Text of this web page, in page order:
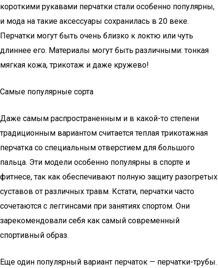
короткими рукавами перчатки стали особенно популярны,
и мода на такие аксессуары сохранилась в 20 веке.
Перчатки могут быть очень близко к локтю или чуть
длиннее его. Материалы могут быть различными: тонкая
мягкая кожа, трикотаж и даже кружево!
Самые популярные сорта
Даже самым распространенным и в какой-то степени
традиционным вариантом считается теплая трикотажная
перчатка со специальным отверстием для большого
пальца. Эти модели особенно популярны в спорте и
фитнесе, так как обеспечивают полную защиту разогретых
суставов от различных травм. Кстати, перчатки часто
сочетаются с леггинсами при занятиях спортом. Они
зарекомендовали себя как самый современный
спортивный образ.
Еще один популярный вариант перчаток — перчатки-трубы.